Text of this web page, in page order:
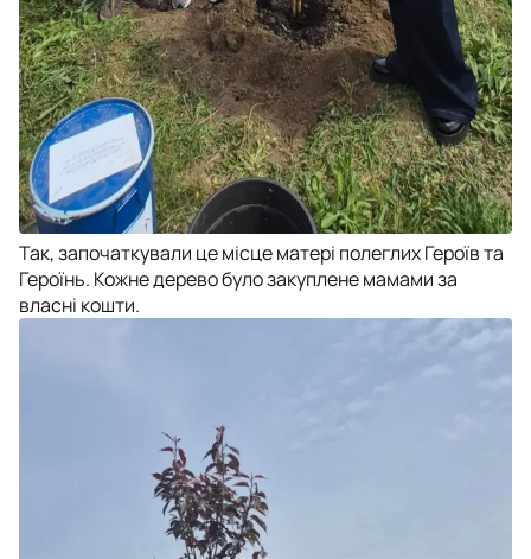
Так, започаткували це місце матері полеглих Героїв та
Героїнь. Кожне дерево було закуплене мамами за
власні кошти.